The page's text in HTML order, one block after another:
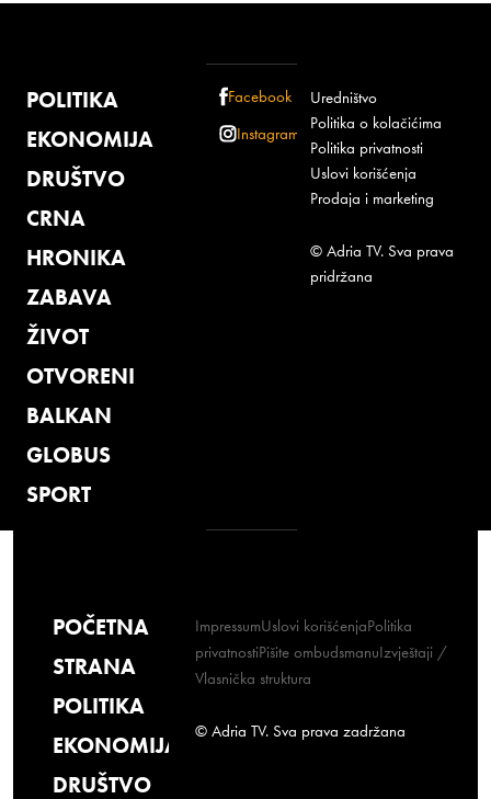
POLITIKA
EKONOMIJA
DRUŠTVO
CRNA
HRONIKA
ZABAVA
ŽIVOT
OTVORENI
BALKAN
GLOBUS
SPORT
Facebook
Instagram
Uredništvo
Politika o kolačićima
Politika privatnosti
Uslovi korišćenja
Prodaja i marketing
© Adria TV. Sva prava
pridržana
POČETNA
STRANA
POLITIKA
EKONOMIJA
DRUŠTVO
ImpressumUslovi korišćenjaPolitika
privatnostiPišite ombudsmanuIzvještaji /
Vlasnička struktura
© Adria TV. Sva prava zadržana